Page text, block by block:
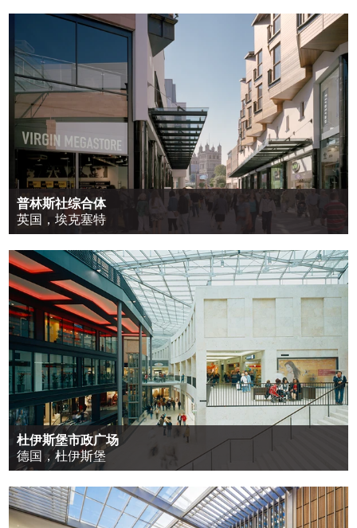
普林斯社综合体
英国，埃克塞特
杜伊斯堡市政广场
德国，杜伊斯堡